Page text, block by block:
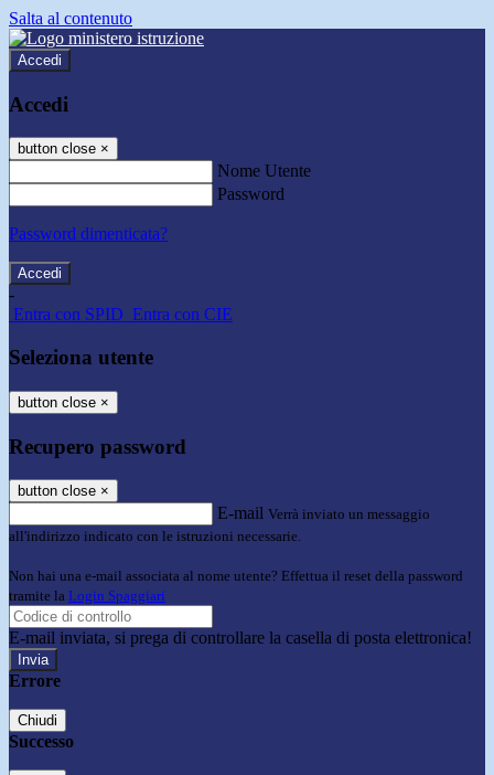
Salta al contenuto
Accedi
Accedi
button close ×
Nome Utente
Password
Password dimenticata?
-
Entra con SPID Entra con CIE
Seleziona utente
button close ×
Recupero password
button close ×
E-mail Verrà inviato un messaggio
all'indirizzo indicato con le istruzioni necessarie.
Non hai una e-mail associata al nome utente? Effettua il reset della password
tramite la Login Spaggiari
E-mail inviata, si prega di controllare la casella di posta elettronica!
Errore
Chiudi
Successo